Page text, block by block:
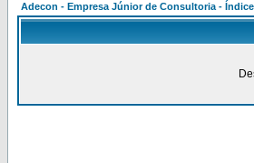
Adecon - Empresa Júnior de Consultoria - Índice